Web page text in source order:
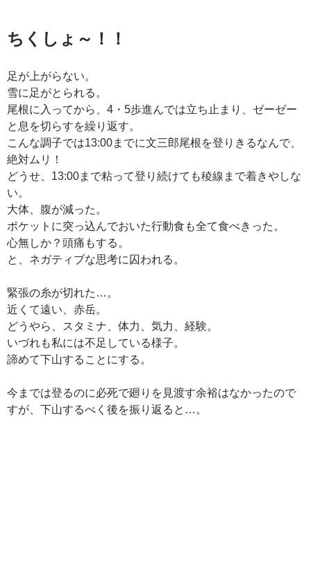
ちくしょ～！！
足が上がらない。
雪に足がとられる。
尾根に入ってから、4・5歩進んでは立ち止まり、ゼーゼー
と息を切らすを繰り返す。
こんな調子では13:00までに文三郎尾根を登りきるなんで、
絶対ムリ！
どうせ、13:00まで粘って登り続けても稜線まで着きやしな
い。
大体、腹が減った。
ポケットに突っ込んでおいた行動食も全て食べきった。
心無しか？頭痛もする。
と、ネガティブな思考に囚われる。
緊張の糸が切れた…。
近くて遠い、赤岳。
どうやら、スタミナ、体力、気力、経験。
いづれも私には不足している様子。
諦めて下山することにする。
今までは登るのに必死で廻りを見渡す余裕はなかったので
すが、下山するべく後を振り返ると…。